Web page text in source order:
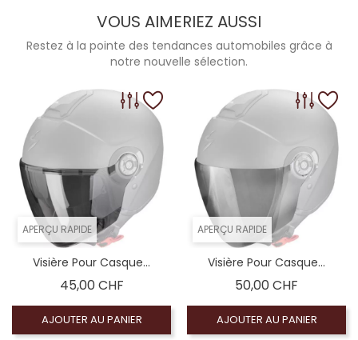
VOUS AIMERIEZ AUSSI
Restez à la pointe des tendances automobiles grâce à
notre nouvelle sélection.
APERÇU RAPIDE
Visière Pour Casque...
45,00 CHFPrix
AJOUTER AU PANIER
APERÇU RAPIDE
Visière Pour Casque...
50,00 CHF
AJOUTER AU PANIER